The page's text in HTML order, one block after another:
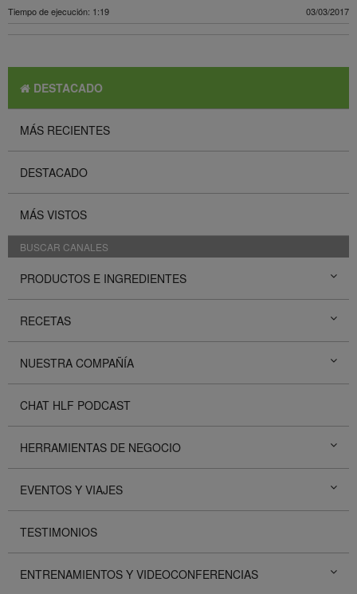
Tiempo de ejecución: 1:19 03/03/2017
DESTACADO
MÁS RECIENTES
DESTACADO
MÁS VISTOS
BUSCAR CANALES
PRODUCTOS E INGREDIENTES
RECETAS
NUESTRA COMPAÑÍA
CHAT HLF PODCAST
HERRAMIENTAS DE NEGOCIO
EVENTOS Y VIAJES
TESTIMONIOS
ENTRENAMIENTOS Y VIDEOCONFERENCIAS